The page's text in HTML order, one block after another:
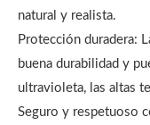
natural y realista.
Protección duradera:
buena durabilidad y
ultravioleta, las altas
Seguro y respetuoso